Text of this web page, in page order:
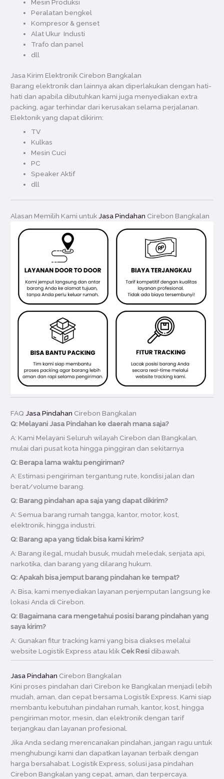
Mesin Produksi
Peralatan bengkel
Kompresor & genset
Alat Ukur Industi
Trafo dan panel
dll
Jasa Kirim Elektronik Cirebon Bangkalan
Barang elektronik dan lainnya akan diperlakukan dengan hati-
hati dan apabila dibutuhkan kami juga menyediakan extra
packing, agar terhindar dari kerusakan selama perjalanan.
Elektonik yang dapat dikirim:
TV
Kulkas
Mesin Cuci
PC
Speaker Aktif
dll
Alasan Memilih Kami untuk Jasa Pindahan Cirebon Bangkalan
FAQ Jasa Pindahan Cirebon Bangkalan
Q: Melayani Jasa Pindahan ke daerah mana saja?
A: Kami Melayani Seluruh wilayah Cirebon dan Bangkalan,
mulai dari pusat kota hingga pinggiran dan sekitarnya
Q: Berapa lama waktu pengiriman?
A: Estimasi pengiriman tergantung rute, kondisi jalan dan
berat/volume barang.
Q: Barang pindahan apa saja yang dapat dikirim?
A: Semua barang rumah tangga, kantor, motor, kost,
elektronik, hingga industri.
Q: Barang apa yang tidak bisa kami kirim?
A: Barang ilegal, mudah busuk, mudah meledak, senjata api,
narkotika, dan barang yang dilarang hukum.
Q: Apakah bisa jemput barang pindahan ke tempat?
A: Bisa, kami menyediakan layanan penjemputan langsung ke
lokasi Anda di Cirebon.
Q: Bagaimana cara mengetahui posisi barang pindahan yang
saya kirim?
A: Gunakan fitur tracking kami yang bisa diakses melalui
website Logistik Express atau klik Cek Resi dibawah.
Jasa Pindahan Cirebon Bangkalan
Kini proses pindahan dari Cirebon ke Bangkalan menjadi lebih
mudah, aman, dan cepat bersama Logistik Express. Kami siap
membantu kebutuhan pindahan rumah, kantor, kost, hingga
pengiriman motor, mesin, dan elektronik dengan tarif
terjangkau dan layanan profesional.
Jika Anda sedang merencanakan pindahan, jangan ragu untuk
menghubungi kami dan dapatkan layanan terbaik dengan
harga bersahabat. Logistik Express, solusi jasa pindahan
Cirebon Bangkalan yang cepat, aman, dan terpercaya.